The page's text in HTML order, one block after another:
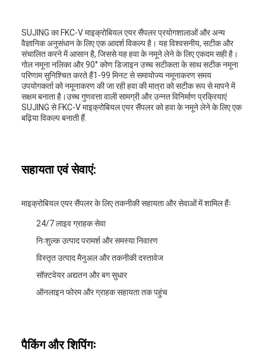
SUJING का FKC-V माइक्रोबियल एयर सैंपलर प्रयोगशालाओं और अन्य
वैज्ञानिक अनुसंधान के लिए एक आदर्श विकल्प है। यह विश्वसनीय, सटीक और
संचालित करने में आसान है, जिससे यह हवा के नमूने लेने के लिए एकदम सही है।
गोल नमूना नलिका और 90° कोण डिजाइन उच्च सटीकता के साथ सटीक नमूना
परिणाम सुनिश्चित करते हैं1-99 मिनट से समायोज्य नमूनाकरण समय
उपयोगकर्ता को नमूनाकरण की जा रही हवा की मात्रा को सटीक रूप से मापने में
सक्षम बनाता है।उच्च गुणवत्ता वाली सामग्री और उन्नत विनिर्माण प्रक्रियाएं
SUJING से FKC-V माइक्रोबियल एयर सैंपलर को हवा के नमूने लेने के लिए एक
बढ़िया विकल्प बनाती हैं.
सहायता एवं सेवाएं:
माइक्रोबियल एयर सैंपलर के लिए तकनीकी सहायता और सेवाओं में शामिल हैंः
24/7 लाइव ग्राहक सेवा
निःशुल्क उत्पाद परामर्श और समस्या निवारण
विस्तृत उत्पाद मैनुअल और तकनीकी दस्तावेज
सॉफ़्टवेयर अद्यतन और बग सुधार
ऑनलाइन फोरम और ग्राहक सहायता तक पहुंच
पैकिंग और शिपिंगः